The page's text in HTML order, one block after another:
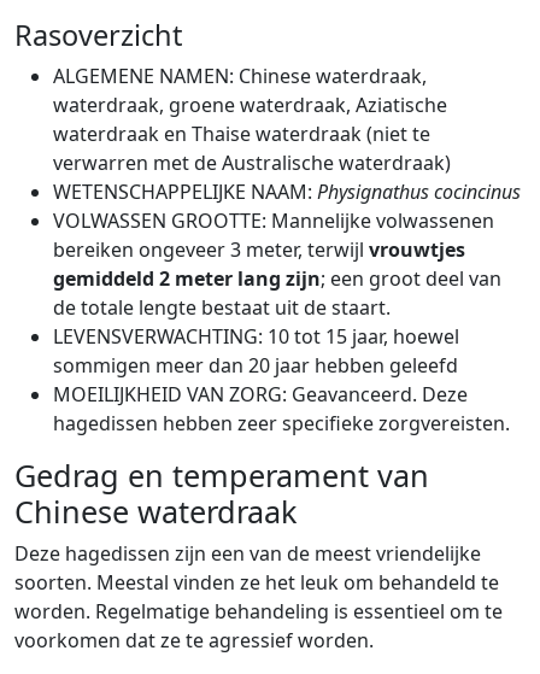
Rasoverzicht
ALGEMENE NAMEN: Chinese waterdraak,
waterdraak, groene waterdraak, Aziatische
waterdraak en Thaise waterdraak (niet te
verwarren met de Australische waterdraak)
WETENSCHAPPELIJKE NAAM: Physignathus cocincinus
VOLWASSEN GROOTTE: Mannelijke volwassenen
bereiken ongeveer 3 meter, terwijl vrouwtjes
gemiddeld 2 meter lang zijn; een groot deel van
de totale lengte bestaat uit de staart.
LEVENSVERWACHTING: 10 tot 15 jaar, hoewel
sommigen meer dan 20 jaar hebben geleefd
MOEILIJKHEID VAN ZORG: Geavanceerd. Deze
hagedissen hebben zeer specifieke zorgvereisten.
Gedrag en temperament van
Chinese waterdraak
Deze hagedissen zijn een van de meest vriendelijke
soorten. Meestal vinden ze het leuk om behandeld te
worden. Regelmatige behandeling is essentieel om te
voorkomen dat ze te agressief worden.